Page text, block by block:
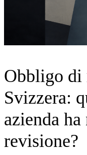
Obbligo di
Svizzera:
azienda
revisione?